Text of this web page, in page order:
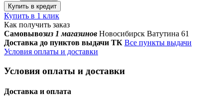
Купить в кредит
Купить в 1 клик
Как получить заказ
Самовывозиз 1 магазинов Новосибирск Ватутина 61
Доставка до пунктов выдачи ТК Все пункты выдачи
Условия оплаты и доставки
Условия оплаты и доставки
Доставка и оплата